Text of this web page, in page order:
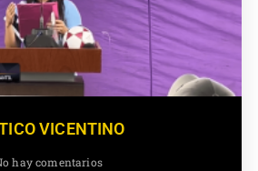
VICENTINO
hay comentarios